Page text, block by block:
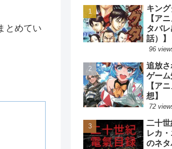
とめてい
キン
【ア
タバ
話）】
96
追放
ゲー
【ア
想】
72
二十
レカ
のネタ